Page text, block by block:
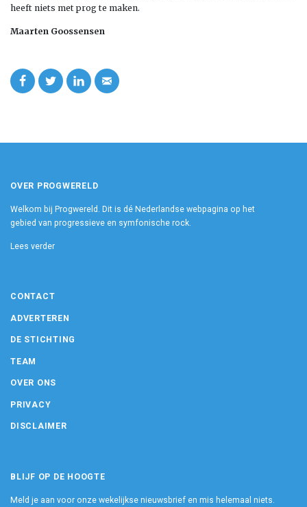
heeft niets met prog te maken.
Maarten Goossensen
OVER PROGWERELD
Welkom bij Progwereld. Dit is dé Nederlandse webpagina op het
gebied van progressieve en symfonische rock.
Lees verder
CONTACT
ADVERTEREN
DE STICHTING
TEAM
OVER ONS
PRIVACY
DISCLAIMER
BLIJF OP DE HOOGTE
Meld je aan voor onze wekelijkse nieuwsbrief en mis helemaal niets.